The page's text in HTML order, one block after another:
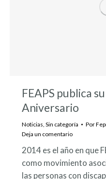
FEAPS publica
Aniversario
Noticias Sin categoría Por
Deja un comentario
2014 es el año en que
como movimiento
las personas con